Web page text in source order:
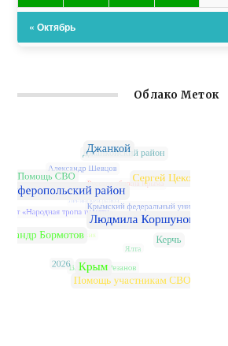
« Октябрь
Облако Меток